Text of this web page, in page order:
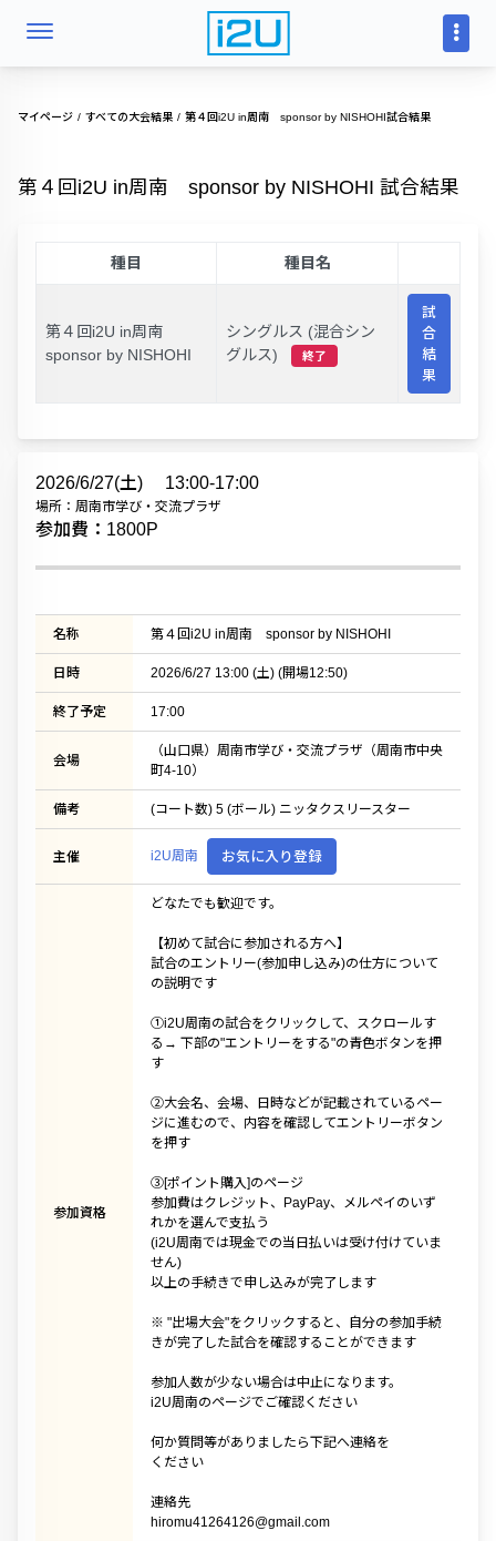
マイページ すべての大会結果 第４回i2U in周南 sponsor by NISHOHI試合結果
第４回i2U in周南 sponsor by NISHOHI 試合結果
種目 種目名
第４回i2U in周南
sponsor by NISHOHI
シングルス (混合シン
グルス)
終了
試
合
結
果
2026/6/27(土) 13:00-17:00
場所：周南市学び・交流プラザ
参加費：1800P
名称 第４回i2U in周南 sponsor by NISHOHI
日時 2026/6/27 13:00 (土) (開場12:50)
終了予定 17:00
会場
（山口県）周南市学び・交流プラザ（周南市中央
町4-10）
備考 (コート数) 5 (ボール) ニッタクスリースター
主催 i2U周南 お気に入り登録
参加資格
どなたでも歓迎です。
【初めて試合に参加される方へ】
試合のエントリー(参加申し込み)の仕方について
の説明です
①i2U周南の試合をクリックして、スクロールす
る→ 下部の"エントリーをする"の青色ボタンを押
す
②大会名、会場、日時などが記載されているペー
ジに進むので、内容を確認してエントリーボタン
を押す
③[ポイント購入]のページ
参加費はクレジット、PayPay、メルペイのいず
れかを選んで支払う
(i2U周南では現金での当日払いは受け付けていま
せん)
以上の手続きで申し込みが完了します
※ "出場大会"をクリックすると、自分の参加手続
きが完了した試合を確認することができます
参加人数が少ない場合は中止になります。
i2U周南のページでご確認ください
何か質問等がありましたら下記へ連絡を
ください
連絡先
hiromu41264126@gmail.com